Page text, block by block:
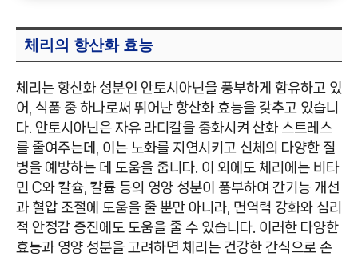
체리의 항산화 효능
체리는 항산화 성분인 안토시아닌을 풍부하게 함유하고 있
어, 식품 중 하나로써 뛰어난 항산화 효능을 갖추고 있습니
다. 안토시아닌은 자유 라디칼을 중화시켜 산화 스트레스
를 줄여주는데, 이는 노화를 지연시키고 신체의 다양한 질
병을 예방하는 데 도움을 줍니다. 이 외에도 체리에는 비타
민 C와 칼슘, 칼륨 등의 영양 성분이 풍부하여 간기능 개선
과 혈압 조절에 도움을 줄 뿐만 아니라, 면역력 강화와 심리
적 안정감 증진에도 도움을 줄 수 있습니다. 이러한 다양한
효능과 영양 성분을 고려하면 체리는 건강한 간식으로 손